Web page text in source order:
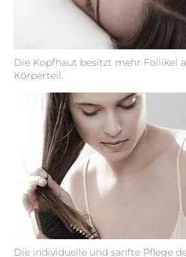
Die Kopfhaut besitzt mehr Follikel
Körperteil.
Die individuelle und sanfte Pflege